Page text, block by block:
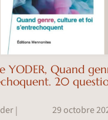
YODER, Quand
20
| 29 octobre